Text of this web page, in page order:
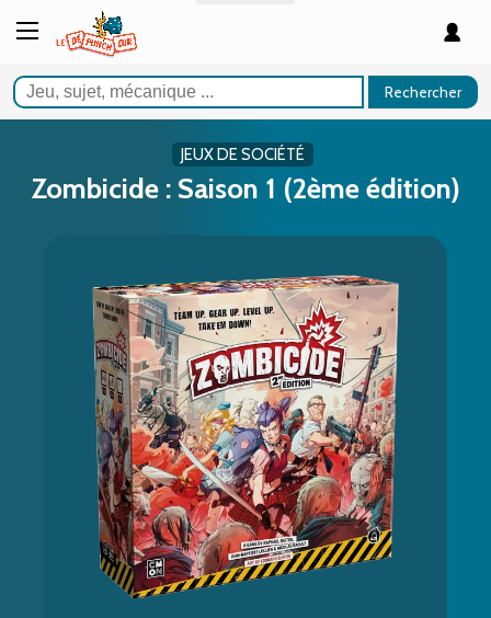
Rechercher
JEUX DE SOCIÉTÉ
Zombicide : Saison 1 (2ème édition)